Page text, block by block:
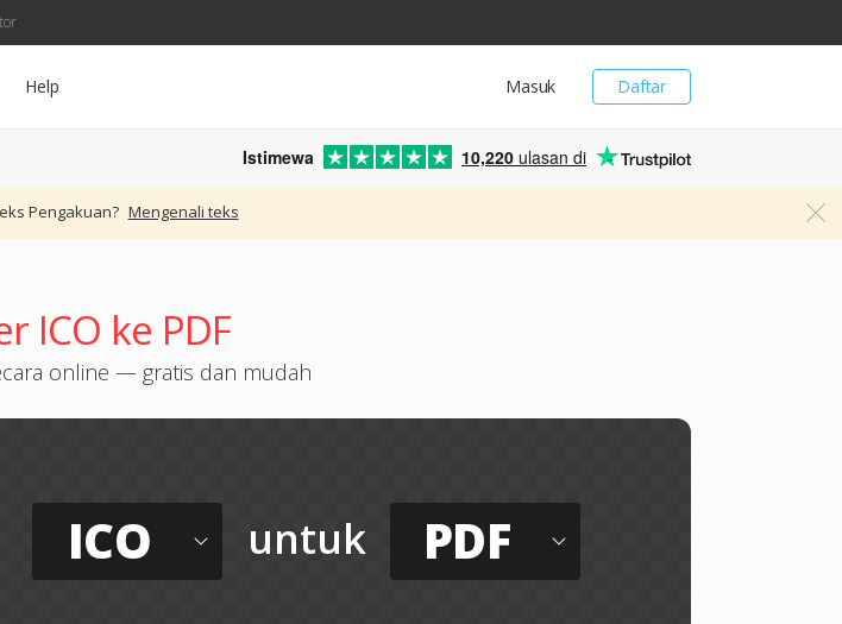
Daftar
Masuk
Help
Istimewa 10,220 ulasan di
Pengakuan? Mengenali teks
ICO ke PDF
online — gratis dan mudah
ICO untuk PDF